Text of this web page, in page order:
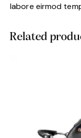
labore eirmod
Related